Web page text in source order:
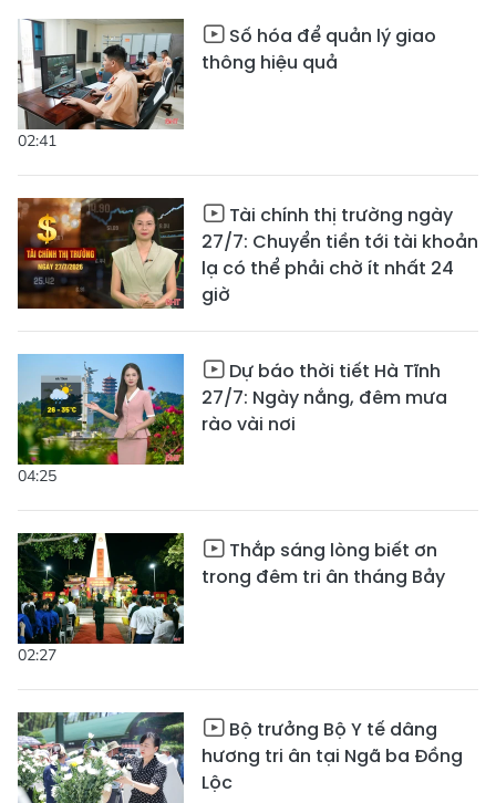
02:41
Số hóa để quản lý giao
thông hiệu quả
Tài chính thị trường ngày
27/7: Chuyển tiền tới tài khoản
lạ có thể phải chờ ít nhất 24
giờ
04:25
Dự báo thời tiết Hà Tĩnh
27/7: Ngày nắng, đêm mưa
rào vài nơi
02:27
Thắp sáng lòng biết ơn
trong đêm tri ân tháng Bảy
Bộ trưởng Bộ Y tế dâng
hương tri ân tại Ngã ba Đồng
Lộc